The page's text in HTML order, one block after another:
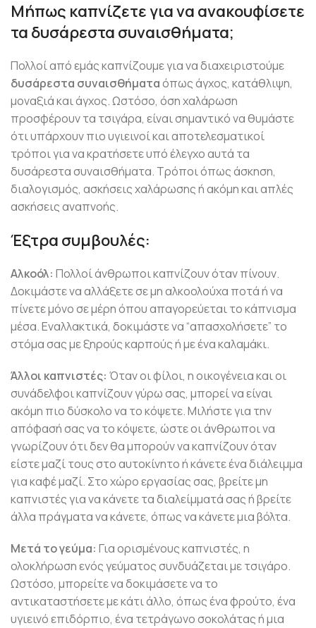
Μήπως καπνίζετε για να ανακουφίσετε
τα δυσάρεστα συναισθήματα;
Πολλοί από εμάς καπνίζουμε για να διαχειριστούμε
δυσάρεστα συναισθήματαόπως άγχος, κατάθλιψη,
μοναξιά και άγχος. Ωστόσο, όση χαλάρωση
προσφέρουν τα τσιγάρα, είναι σημαντικό να θυμάστε
ότι υπάρχουν πιο υγιεινοί και αποτελεσματικοί
τρόποι για να κρατήσετε υπό έλεγχο αυτά τα
δυσάρεστα συναισθήματα. Τρόποι όπως άσκηση,
διαλογισμός, ασκήσεις χαλάρωσης ή ακόμη και απλές
ασκήσεις αναπνοής.
Έξτρα συμβουλές:
Αλκοόλ: Πολλοί άνθρωποι καπνίζουν όταν πίνουν.
Δοκιμάστε να αλλάξετε σε μη αλκοολούχα ποτά ή να
πίνετε μόνο σε μέρη όπου απαγορεύεται το κάπνισμα
μέσα. Εναλλακτικά, δοκιμάστε να “απασχολήσετε” το
στόμα σας με ξηρούς καρπούς ή με ένα καλαμάκι.
Άλλοι καπνιστές: Όταν οι φίλοι, η οικογένεια και οι
συνάδελφοι καπνίζουν γύρω σας, μπορεί να είναι
ακόμη πιο δύσκολο να το κόψετε. Μιλήστε για την
απόφασή σας να το κόψετε, ώστε οι άνθρωποι να
γνωρίζουν ότι δεν θα μπορούν να καπνίζουν όταν
είστε μαζί τους στο αυτοκίνητο ή κάνετε ένα διάλειμμα
για καφέ μαζί. Στο χώρο εργασίας σας, βρείτε μη
καπνιστές για να κάνετε τα διαλείμματά σας ή βρείτε
άλλα πράγματα να κάνετε, όπως να κάνετε μια βόλτα.
Μετά το γεύμα: Για ορισμένους καπνιστές, η
ολοκλήρωση ενός γεύματος συνδυάζεται με τσιγάρο.
Ωστόσο, μπορείτε να δοκιμάσετε να το
αντικαταστήσετε με κάτι άλλο, όπως ένα φρούτο, ένα
υγιεινό επιδόρπιο, ένα τετράγωνο σοκολάτας ή μια